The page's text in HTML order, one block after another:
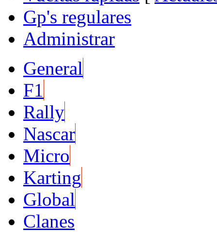
Gp's regulares
Administrar
General
F1
Rally
Nascar
Micro
Karting
Global
Clanes